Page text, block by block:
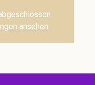
ansehen